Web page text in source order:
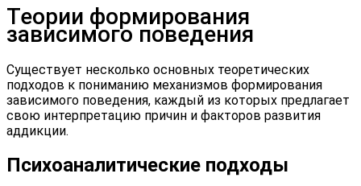
Теории формирования
зависимого поведения
Существует несколько основных теоретических
подходов к пониманию механизмов формирования
зависимого поведения, каждый из которых предлагает
свою интерпретацию причин и факторов развития
аддикции.
Психоаналитические подходы